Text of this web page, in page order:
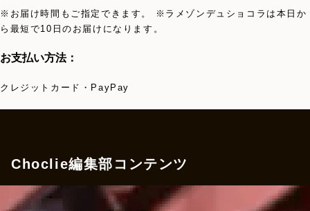
※お届け時間もご指定できます。 ※ラメゾンデュショコラは本日か
ら最短で10日のお届けになります。
お支払い方法：
クレジットカード・PayPay
Choclie編集部コンテンツ